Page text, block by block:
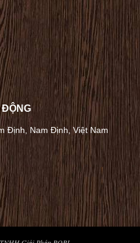
ĐỘNG
Định, Nam Định, Việt Nam